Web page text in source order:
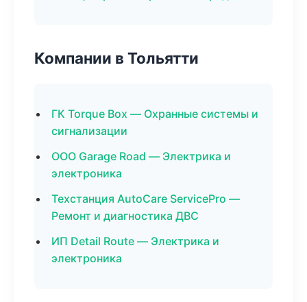
Компании в Тольятти
ГК Torque Box — Охранные системы и
сигнализации
ООО Garage Road — Электрика и
электроника
Техстанция AutoCare ServicePro —
Ремонт и диагностика ДВС
ИП Detail Route — Электрика и
электроника